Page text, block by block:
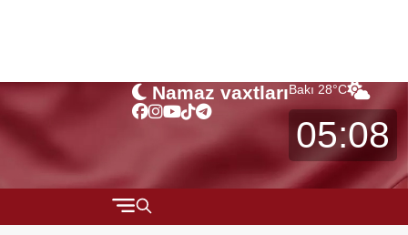
Namaz vaxtlarıBakı 28°C
05:08